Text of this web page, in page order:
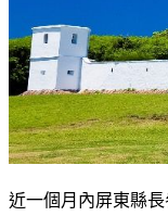
近一個月內屏東縣